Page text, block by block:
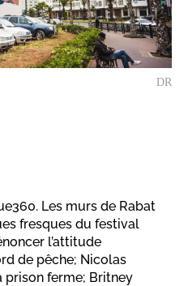
DR
Les murs de Rabat
fresques du festival
l’attitude
de pêche; Nicolas
prison ferme; Britney